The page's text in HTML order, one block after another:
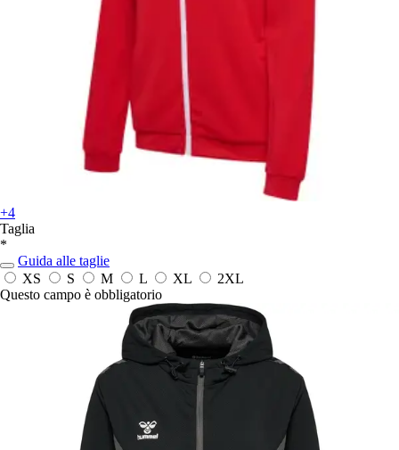
+4
Taglia
*
Guida alle taglie
XS
S M L XL
2XL
Questo campo è obbligatorio